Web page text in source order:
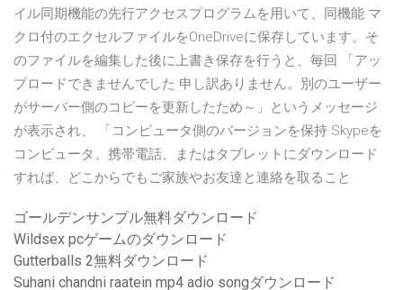
イル同期機能の先行アクセスプログラムを用いて、同機能 マ
クロ付のエクセルファイルをOneDriveに保存しています。そ
のファイルを編集した後に上書き保存を行うと、毎回 「アッ
プロードできませんでした 申し訳ありません。別のユーザー
がサーバー側のコピーを更新したため～」というメッセージ
が表示され、 「コンピュータ側のバージョンを保持 Skypeを
コンピュータ、携帯電話、またはタブレットにダウンロード
すれば、どこからでもご家族やお友達と連絡を取ること
ゴールデンサンプル無料ダウンロード
Wildsex pcゲームのダウンロード
Gutterballs 2無料ダウンロード
Suhani chandni raatein mp4 adio songダウンロード